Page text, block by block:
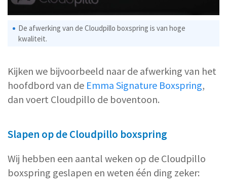
De afwerking van de Cloudpillo boxspring is van hoge
kwaliteit.
Kijken we bijvoorbeeld naar de afwerking van het
hoofdbord van de Emma Signature Boxspring,
dan voert Cloudpillo de boventoon.
Slapen op de Cloudpillo boxspring
Wij hebben een aantal weken op de Cloudpillo
boxspring geslapen en weten één ding zeker: